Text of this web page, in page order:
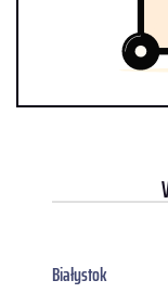
Białystok